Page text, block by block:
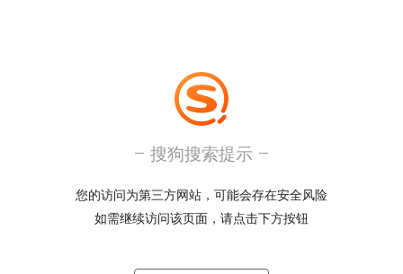
搜狗搜索提示
您的访问为第三方网站，可能会存在安全风险
如需继续访问该页面，请点击下方按钮